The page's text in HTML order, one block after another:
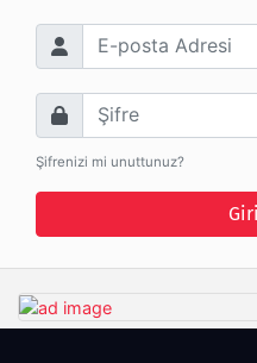
E-posta Adresi
Şifre
Şifrenizi mi unuttunuz?